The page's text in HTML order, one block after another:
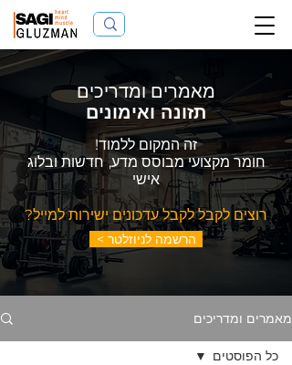
מאמרים ומדריכים
תזונה ואימונים
זה המקום ללמוד!
חומר מקצועי מבוסס מדע, חדשות ובלוג
אישי
רוצים לקבל לקבל עדכונים ישירות למייל?
< הרשמה לניוזלטר
מאמרים ומדריכים
כל הפוסטים